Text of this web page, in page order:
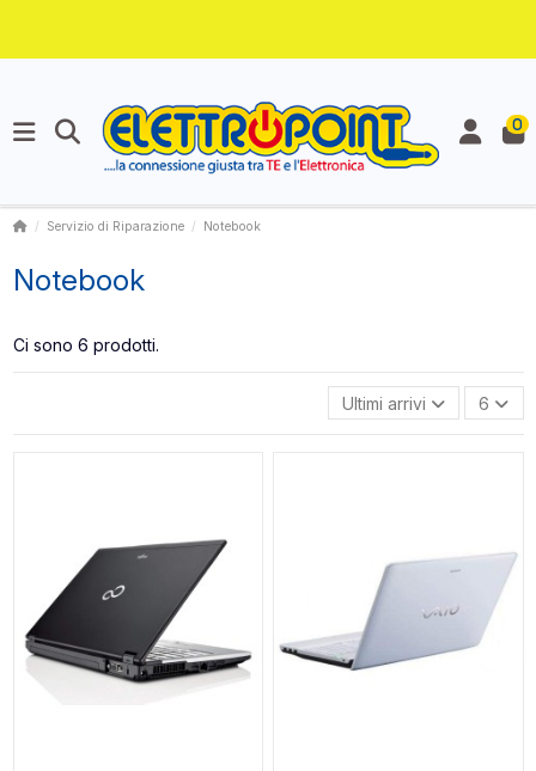
0
Servizio di Riparazione Notebook
Notebook
Ci sono 6 prodotti.
Ultimi arrivi 6